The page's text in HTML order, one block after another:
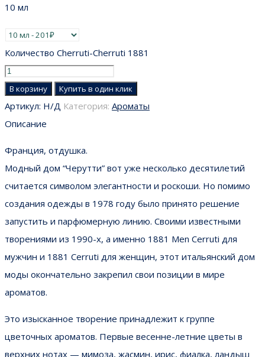
10 мл
Количество Cherruti-Cherruti 1881
В корзину Купить в один клик
Артикул: Н/Д Категория: Ароматы
Описание
Франция, отдушка.
Модный дом “Черутти” вот уже несколько десятилетий
считается символом элегантности и роскоши. Но помимо
создания одежды в 1978 году было принято решение
запустить и парфюмерную линию. Своими известными
творениями из 1990-х, а именно 1881 Men Cerruti для
мужчин и 1881 Cerruti для женщин, этот итальянский дом
моды окончательно закрепил свои позиции в мире
ароматов.
Это изысканное творение принадлежит к группе
цветочных ароматов. Первые весенне-летние цветы в
верхних нотах — мимоза, жасмин, ирис, фиалка, ландыш